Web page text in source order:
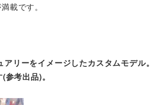
載です。
リーをイメージしたカスタムモデル
考出品)。